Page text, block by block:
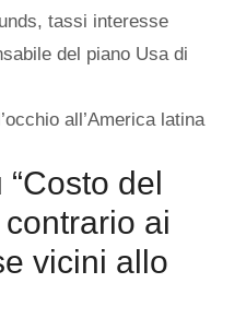
,tassi interesse
del piano Usa di
all’America latina
del
ai
vicini allo